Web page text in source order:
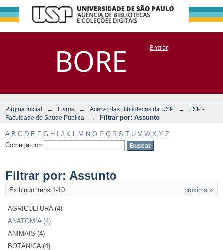
BORE
Filtrar por:
Assunto
DSpace/Manakin + CoriscoEntrar
Página Inicial → Livros → Acervo das Bibliotecas da USP →
FSP -
Faculdade de Saúde Pública
→ Filtrar por: Assunto
A B C D E F G H J K M N O P Q R S T U V W X Y Z
Começa com
Filtrar por: Assunto
Exibindo itens 1-10 próxima »
AGRICULTURA (4)
ANATOMIA (4)
ANIMAIS (4)
BOTÂNICA (4)